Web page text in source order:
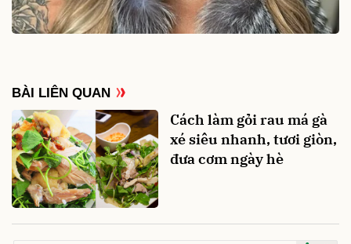
BÀI LIÊN QUAN
Cách làm gỏi rau má gà
xé siêu nhanh, tươi giòn,
đưa cơm ngày hè